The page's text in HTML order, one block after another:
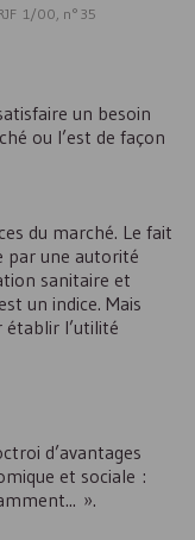
1/00, n° 35
un besoin
ou l’est de façon
du marché. Le fait
par une autorité
sanitaire et
un indice. Mais
établir l’utilité
d’avantages
et sociale :
».